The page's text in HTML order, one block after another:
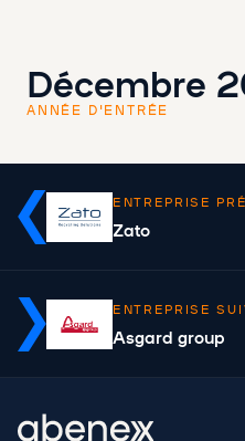
Décembre
ANNÉE D'ENTRÉE
ENTREPRISE
Zato
ENTREPRISE
Asgard group